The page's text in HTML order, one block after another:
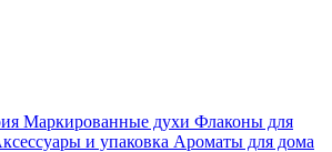
Маркированные духи Флаконы для
и упаковка Ароматы для дома